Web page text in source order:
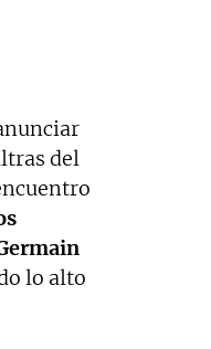
del
lo alto